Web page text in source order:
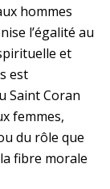
hommes
l’égalité au
et
est
Saint Coran
femmes,
du rôle que
fibre morale